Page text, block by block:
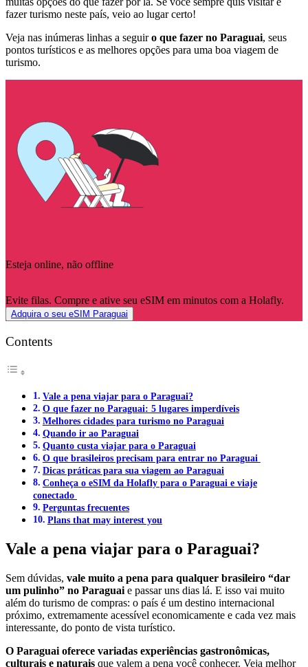
fazer turismo neste país, veio ao lugar certo!
Veja nas inúmeras linhas a seguiro que fazer no Paraguai, seus
pontos turísticos e as melhores opções para uma boa viagem de
turismo.
Esteja online, não offline
Evite filas. Compre e ative seu eSIM em minutos com a Holafly.
Adquira o seu eSIM Paraguai
Contents
Vale a pena viajar para o Paraguai?
O que fazer no Paraguai: 5 lugares imperdíveis
Melhores cidades para turismo no Paraguai
Quando ir ao Paraguai
Quanto custa viajar para o Paraguai
O que brasileiros precisam para entrar no Paraguai
Dicas práticas para sua viagem ao Paraguai
Conheça o eSIM da Holafly para o Paraguai e viaje
conectado
Perguntas frecuentes
Plans that may interest you
Vale a pena viajar para o Paraguai?
Sem dúvidas, vale muito a pena para qualquer brasileiro “dar
um pulinho” no Paraguai e passar uns dias lá. E isso vai muito
além do turismo de compras: o país é um destino internacional
próximo, extremamente acessível economicamente e cada vez mais
interessante, do ponto de vista turístico.
O Paraguai oferece variadas experiências gastronômicas,
culturais e naturais que valem a pena você conhecer. Veja melhor